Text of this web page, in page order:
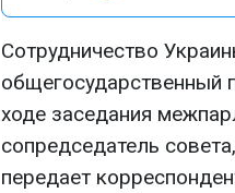
Сотрудничество
общегосударственный
ходе заседания
сопредседатель
передает